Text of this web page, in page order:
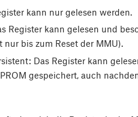
kann nur gelesen werden.
Register kann gelesen und
nur bis zum Reset der MMU).
Das Register kann
gespeichert, auch